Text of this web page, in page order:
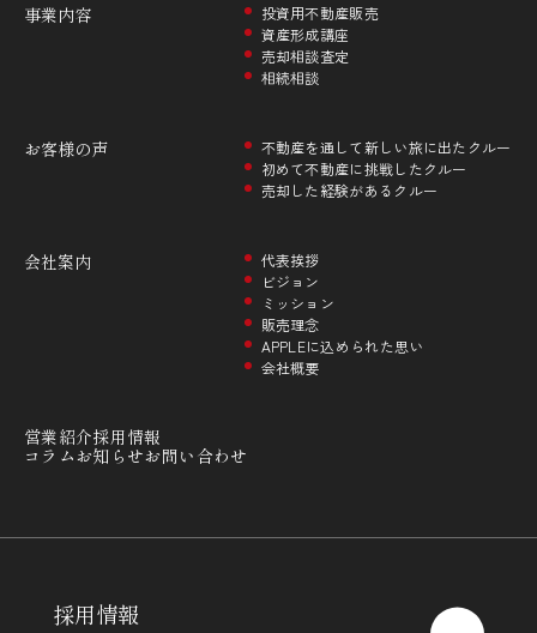
事業内容
投資用不動産販売
資産形成講座
売却相談査定
相続相談
お客様の声
不動産を通して新しい旅に出たクルー
初めて不動産に挑戦したクルー
売却した経験があるクルー
会社案内
代表挨拶
ビジョン
ミッション
販売理念
APPLEに込められた思い
会社概要
営業紹介採用情報
コラムお知らせお問い合わせ
採用情報